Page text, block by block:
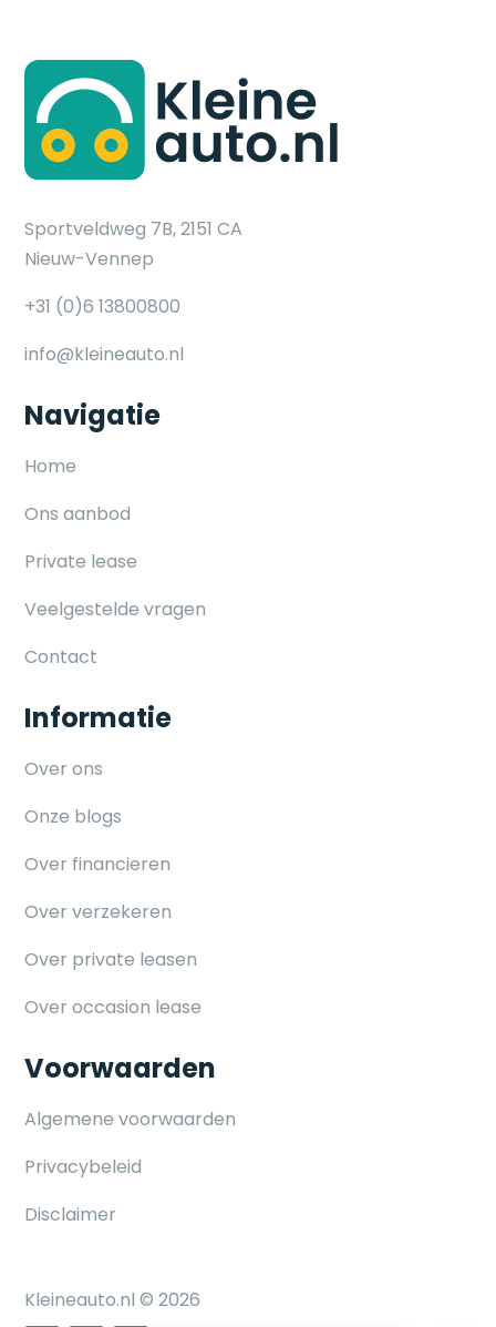
Sportveldweg 7B, 2151 CA
Nieuw-Vennep
+31 (0)6 13800800
info@kleineauto.nl
Navigatie
Home
Ons aanbod
Private lease
Veelgestelde vragen
Contact
Informatie
Over ons
Onze blogs
Over financieren
Over verzekeren
Over private leasen
Over occasion lease
Voorwaarden
Algemene voorwaarden
Privacybeleid
Disclaimer
Kleineauto.nl © 2026